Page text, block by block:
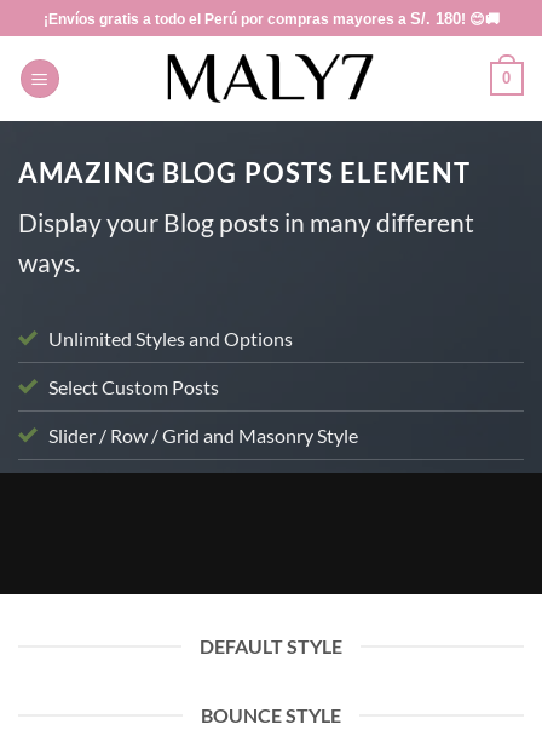
Saltar
al
contenido
¡Envíos gratis a todo el Perú por compras mayores a S/. 180! 😊🚚
0
AMAZING BLOG POSTS ELEMENT
Display your Blog posts in many different
ways.
Unlimited Styles and Options
Select Custom Posts
Slider / Row / Grid and Masonry Style
DEFAULT STYLE
BOUNCE STYLE